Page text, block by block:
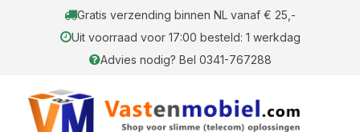
Gratis verzending binnen NL vanaf € 25,-
Uit voorraad voor 17:00 besteld: 1 werkdag
Advies nodig? Bel 0341-767288